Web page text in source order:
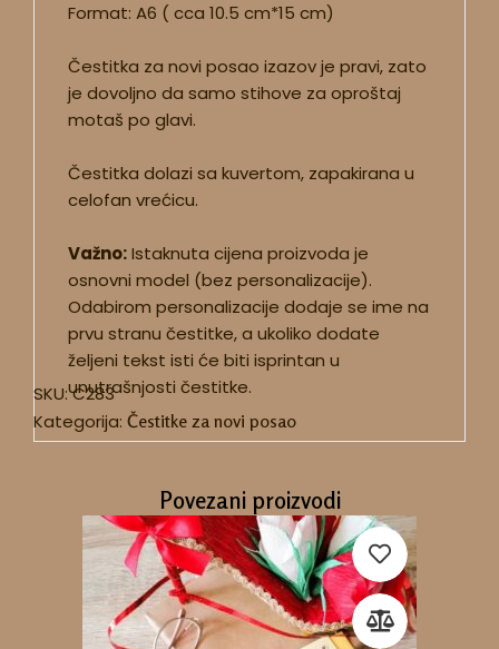
Format: A6 ( cca 10.5 cm*15 cm)
Čestitka za novi posao izazov je pravi, zato
je dovoljno da samo stihove za oproštaj
motaš po glavi.
Čestitka dolazi sa kuvertom, zapakirana u
celofan vrećicu.
Važno:Istaknuta cijena proizvoda je
osnovni model (bez personalizacije).
Odabirom personalizacije dodaje se ime na
prvu stranu čestitke, a ukoliko dodate
željeni tekst isti će biti isprintan u
unutrašnjosti čestitke.
SKU:C283
Kategorija: Čestitke za novi posao
Povezani proizvodi